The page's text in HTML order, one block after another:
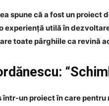
spune că a fost un proiect
experiență utilă în
toate pârghiile ca revină
într-un proiect în care